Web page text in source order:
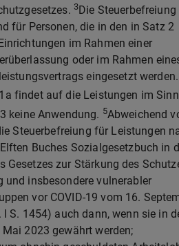
3 Die
für Personen, die in den in Satz 2
im Rahmen einer
oder im Rahmen
eingesetzt werden.
findet auf die Leistungen im
keine Anwendung. 5Abweichend
Steuerbefreiung für Leistungen
Buches Sozialgesetzbuch in
Gesetzes zur Stärkung des
und insbesondere vulnerabler
vor COVID-19 vom 16.
I S. 1454) auch dann, wenn sie in
2023 gewährt werden;